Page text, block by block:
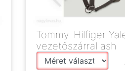
Tommy-Hilfiger
vezetőszárral ash